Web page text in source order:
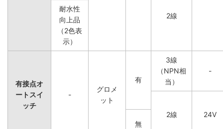
2線
耐水性
向上品
（2色表
示）
有接点オ
ートスイ
ッチ
-
グロメ
ット
有
3線
（NPN相
当）
-
2線
24V
無